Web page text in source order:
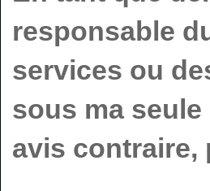
responsable
services ou
sous ma
avis contraire,